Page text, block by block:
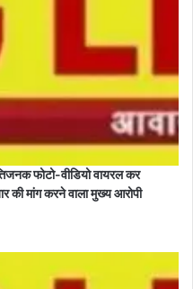
फोटो-वीडियो वायरल कर
की मांग करने वाला मुख्य आरोपी